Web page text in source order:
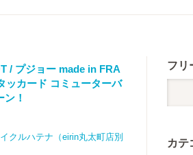
/ プジョー made in FRA
ッカード コミューターバ
！
クルハテナ（eirin丸太町店別
フリ
カテ